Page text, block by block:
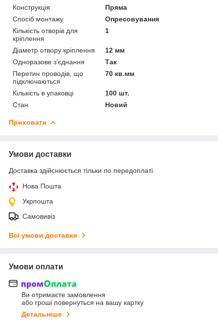
Конструкція
Пряма
Спосіб монтажу
Опресовування
Кількість отворів для
кріплення
1
Діаметр отвору кріплення
12 мм
Одноразове з'єднання
Так
Перетин проводів, що
підключаються
70 кв.мм
Кількість в упаковці
100 шт.
Стан
Новий
Приховати
Умови доставки
Доставка здійснюється тільки по передоплаті.
Нова Пошта
Укрпошта
Самовивіз
Всі умови доставки
Умови оплати
Ви отримаєте замовлення
або гроші повернуться на вашу картку
Детальніше